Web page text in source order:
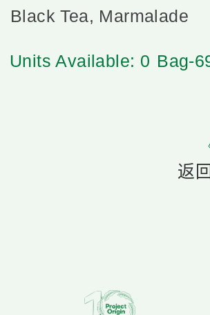
Black Tea, Marmalade
Units Available: 0 Bag-
返